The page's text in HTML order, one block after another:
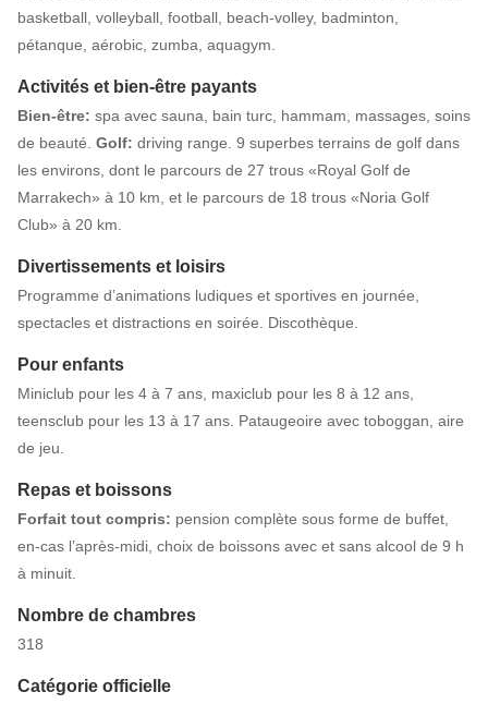
basketball, volleyball, football, beach-volley, badminton,
pétanque, aérobic, zumba, aquagym.
Activités et bien-être payants
Bien-être: spa avec sauna, bain turc, hammam, massages, soins
de beauté. Golf: driving range. 9 superbes terrains de golf dans
les environs, dont le parcours de 27 trous «Royal Golf de
Marrakech» à 10 km, et le parcours de 18 trous «Noria Golf
Club» à 20 km.
Divertissements et loisirs
Programme d’animations ludiques et sportives en journée,
spectacles et distractions en soirée. Discothèque.
Pour enfants
Miniclub pour les 4 à 7 ans, maxiclub pour les 8 à 12 ans,
teensclub pour les 13 à 17 ans. Pataugeoire avec toboggan, aire
de jeu.
Repas et boissons
Forfait tout compris: pension complète sous forme de buffet,
en-cas l’après-midi, choix de boissons avec et sans alcool de 9 h
à minuit.
Nombre de chambres
318
Catégorie officielle